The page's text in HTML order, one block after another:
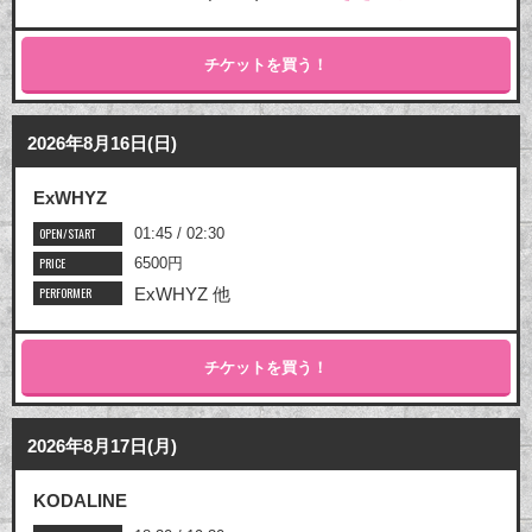
チケットを買う！
2026年8月16日(日)
ExWHYZ
OPEN/START
01:45 / 02:30
PRICE
6500円
PERFORMER
ExWHYZ 他
チケットを買う！
2026年8月17日(月)
KODALINE